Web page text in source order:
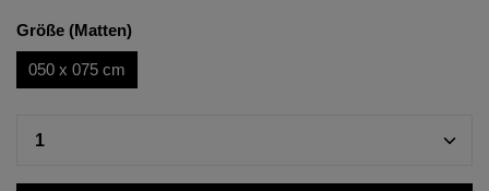
Größe (Matten)
050 x 075 cm